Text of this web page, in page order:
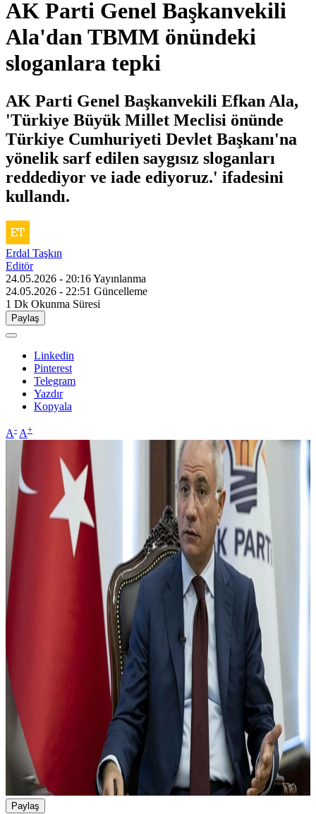
AK Parti Genel Başkanvekili
Ala'dan TBMM önündeki
sloganlara tepki
AK Parti Genel Başkanvekili Efkan Ala,
'Türkiye Büyük Millet Meclisi önünde
Türkiye Cumhuriyeti Devlet Başkanı'na
yönelik sarf edilen saygısız sloganları
reddediyor ve iade ediyoruz.' ifadesini
kullandı.
Erdal Taşkın
Editör
24.05.2026 - 20:16Yayınlanma
24.05.2026 - 22:51 Güncelleme
1 Dk Okunma Süresi
Paylaş
Linkedin
Pinterest
Telegram
Yazdır
Kopyala
A- A+
Paylaş